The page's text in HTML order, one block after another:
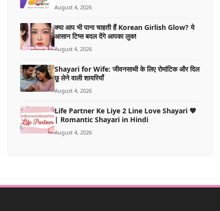
August 4, 2026
क्या आप भी पाना चाहती हैं Korean Girlish Glow? ये
आसान टिप्स बदल देंगे आपका लुक!
August 4, 2026
Shayari for Wife: जीवनसाथी के लिए रोमांटिक और दिल
छू लेने वाली शायरियाँ
August 4, 2026
Life Partner Ke Liye 2 Line Love Shayari 💖
| Romantic Shayari in Hindi
August 4, 2026